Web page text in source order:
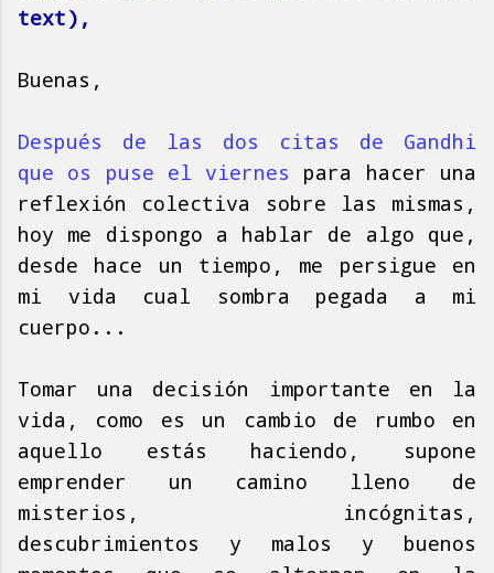
text),
Buenas,
Después de las dos citas de Gandhi
que os puse el viernes para hacer una
reflexión colectiva sobre las mismas,
hoy me dispongo a hablar de algo que,
desde hace un tiempo, me persigue en
mi vida cual sombra pegada a mi
cuerpo...
Tomar una decisión importante en la
vida, como es un cambio de rumbo en
aquello estás haciendo, supone
emprender un camino lleno de
misterios, incógnitas,
descubrimientos y malos y buenos